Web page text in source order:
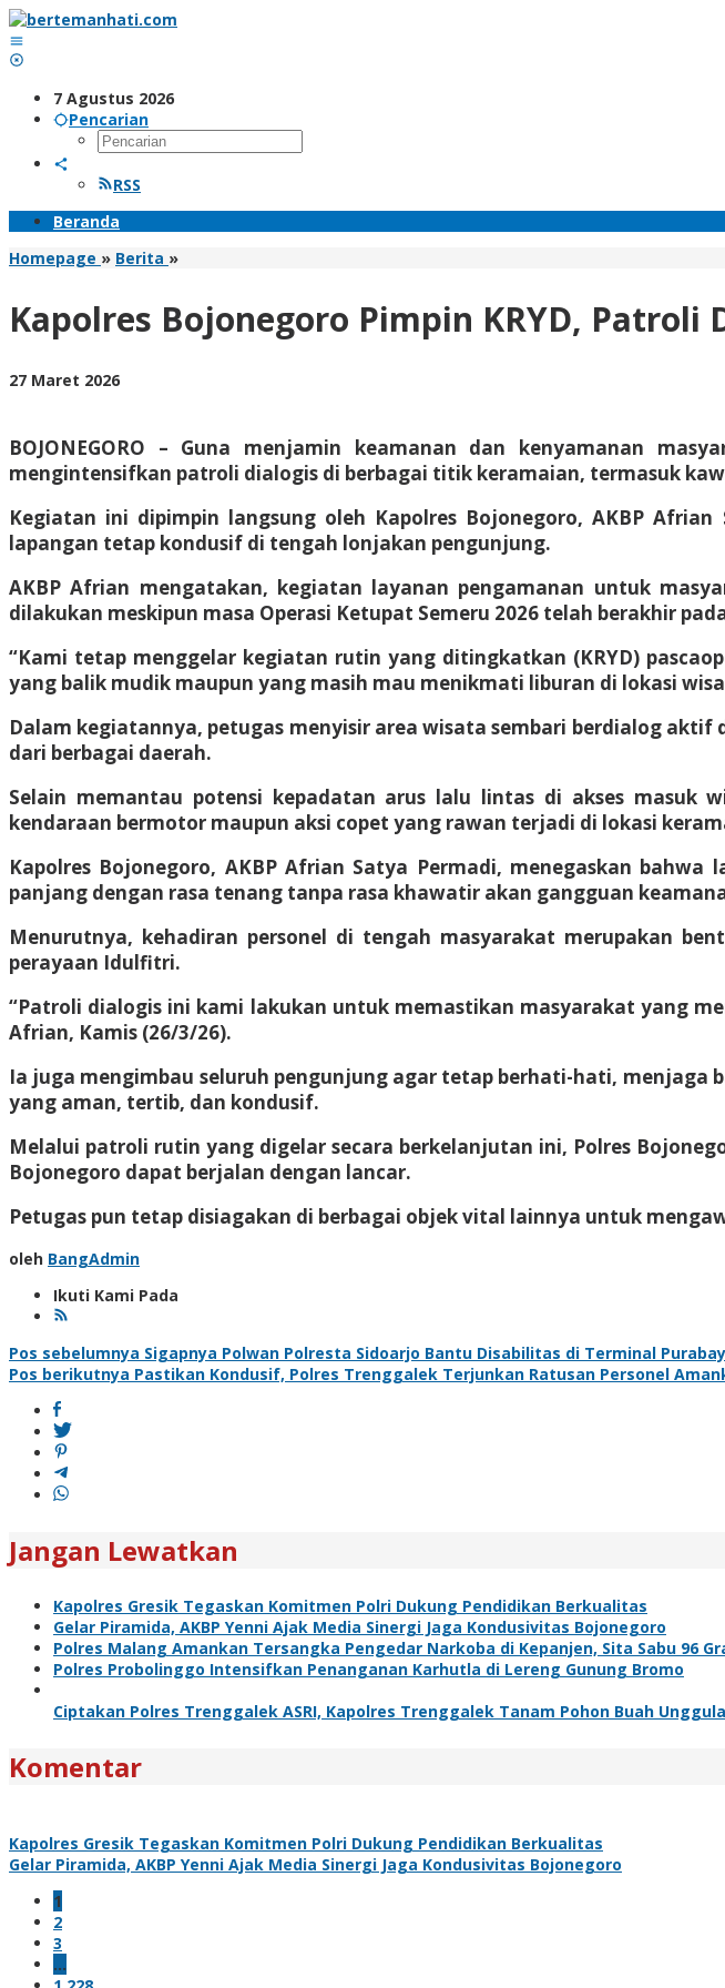
Lewati
ke
konten
7 Agustus 2026
Pencarian
RSS
Beranda
Homepage » Berita »Kapolres
KRYD,
Patroli
Kapolres Bojonegoro Pimpin KRYD, Patroli
27 Maret 2026oleh
BOJONEGORO – Guna menjamin keamanan dan kenyamanan
mengintensifkan patroli dialogis di berbagai titik keramaian, termasuk
Kegiatan ini dipimpin langsung oleh Kapolres Bojonegoro, AKBP
lapangan tetap kondusif di tengah lonjakan pengunjung.
AKBP Afrian mengatakan, kegiatan layanan pengamanan untuk
dilakukan meskipun masa Operasi Ketupat Semeru 2026 telah berakhir
“Kami tetap menggelar kegiatan rutin yang ditingkatkan (KRYD)
yang balik mudik maupun yang masih mau menikmati liburan di lokasi
Dalam kegiatannya, petugas menyisir area wisata sembari berdialog
dari berbagai daerah.
Selain memantau potensi kepadatan arus lalu lintas di akses masuk
kendaraan bermotor maupun aksi copet yang rawan terjadi di lokasi
Kapolres Bojonegoro, AKBP Afrian Satya Permadi, menegaskan
panjang dengan rasa tenang tanpa rasa khawatir akan gangguan
Menurutnya, kehadiran personel di tengah masyarakat merupakan
perayaan Idulfitri.
“Patroli dialogis ini kami lakukan untuk memastikan masyarakat yang
Afrian, Kamis (26/3/26).
Ia juga mengimbau seluruh pengunjung agar tetap berhati-hati,
yang aman, tertib, dan kondusif.
Melalui patroli rutin yang digelar secara berkelanjutan ini, Polres
Bojonegoro dapat berjalan dengan lancar.
Petugas pun tetap disiagakan di berbagai objek vital lainnya untuk
oleh BangAdmin
Ikuti Kami Pada
Navigasi
pos
Pos sebelumnya Sigapnya Polwan Polresta Sidoarjo Bantu Disabilitas di Terminal
Pos berikutnya Pastikan Kondusif, Polres Trenggalek Terjunkan Ratusan Personel
Jangan Lewatkan
Kapolres Gresik Tegaskan Komitmen Polri Dukung Pendidikan Berkualitas
Gelar Piramida, AKBP Yenni Ajak Media Sinergi Jaga Kondusivitas Bojonegoro
Polres Malang Amankan Tersangka Pengedar Narkoba di Kepanjen, Sita Sabu 96
Polres Probolinggo Intensifkan Penanganan Karhutla di Lereng Gunung Bromo
Ciptakan Polres Trenggalek ASRI, Kapolres Trenggalek Tanam Pohon Buah
Komentar
Kapolres Gresik Tegaskan Komitmen Polri Dukung Pendidikan Berkualitas
Gelar Piramida, AKBP Yenni Ajak Media Sinergi Jaga Kondusivitas Bojonegoro
1
2
3
…